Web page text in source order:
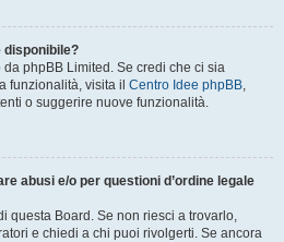
disponibile?
phpBB Limited. Se credi che ci sia
funzionalità, visita il Centro Idee phpBB,
o suggerire nuove funzionalità.
abusi e/o per questioni d’ordine legale
questa Board. Se non riesci a trovarlo,
e chiedi a chi puoi rivolgerti. Se ancora